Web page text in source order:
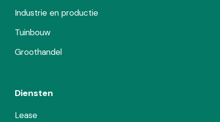
Industrie en productie
Tuinbouw
Groothandel
Diensten
Lease